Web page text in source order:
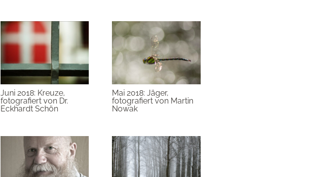
Juni 2018: Kreuze,
fotografiert von Dr.
Eckhardt Schön
Mai 2018: Jäger,
fotografiert von Martin
Nowak